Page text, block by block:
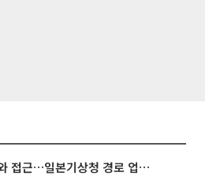
태풍 '돌핀' 오키나와 접근…일본기상청 경로 업데이트